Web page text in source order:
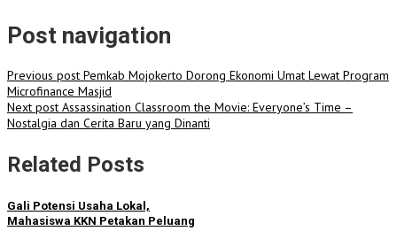
Post navigation
Previous post Pemkab Mojokerto Dorong Ekonomi Umat Lewat Program
Microfinance Masjid
Next post Assassination Classroom the Movie: Everyone’s Time –
Nostalgia dan Cerita Baru yang Dinanti
Related Posts
Gali Potensi Usaha Lokal,
Mahasiswa KKN Petakan Peluang